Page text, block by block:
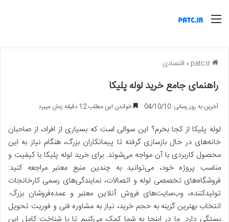
منو
» اقتصادی
راهنمای جامع خرید لوله پلیکا
آخرین به روز رسانی: 04/10/10 خواندن این مطلب 12 دقیقه زمان میبرد
لوله پلیکا از کجا بخرم؟ این سوالی است که بسیاری از افراد، از صاحبان
خانه‌های در حال بازسازی گرفته تا پیمانکاران بزرگ، هنگام نیاز به این
محصول کاربردی با آن مواجه می‌شوند. برای خرید لوله پلیکا با کیفیت و
مناسب پروژه خود، می‌توانید به چندین منبع معتبر مراجعه کنید:
فروشگاه‌های تخصصی لوله و اتصالات، نمایندگی‌های رسمی کارخانجات
تولیدکننده، وب‌سایت‌های فروش آنلاین معتبر و عمده‌فروشان بزرگ.
انتخاب بهترین گزینه به حجم خرید، نیاز به مشاوره فنی و فوریت تحویل
بستگی دارد. ما در اینجا به شما کمک می‌کنیم تا با شناخت کامل این